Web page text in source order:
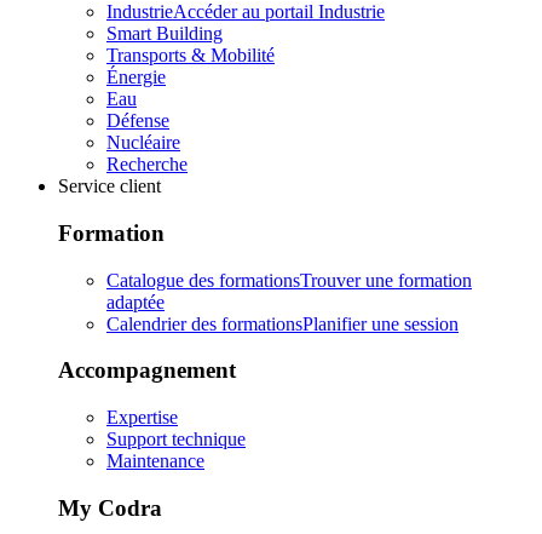
IndustrieAccéder au portail Industrie
Smart Building
Transports & Mobilité
Énergie
Eau
Défense
Nucléaire
Recherche
Service client
Formation
Catalogue des formationsTrouver une formation
adaptée
Calendrier des formationsPlanifier une session
Accompagnement
Expertise
Support technique
Maintenance
My Codra